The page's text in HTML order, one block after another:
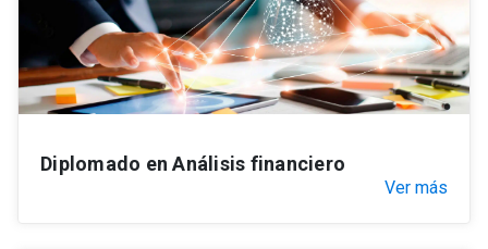
Diplomado en Análisis financiero
Ver más